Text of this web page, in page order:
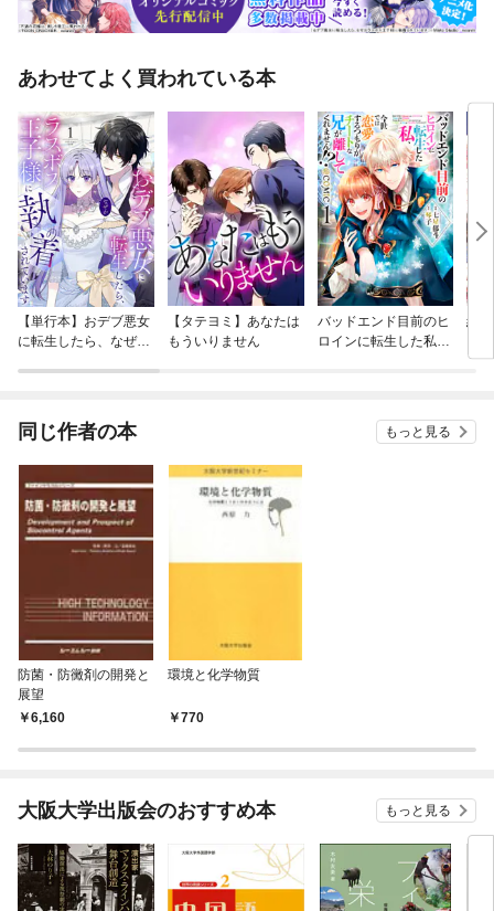
あわせてよく買われている本
【単行本】おデブ悪女
に転生したら、なぜか
【タテヨミ】あなたは
もういりません
バッドエンド目前のヒ
ロインに転生した私、
結
同じ作者の本 もっと見る
防菌・防黴剤の開発と
展望
6,160
環境と化学物質
770
大阪大学出版会のおすすめ本 もっと見る